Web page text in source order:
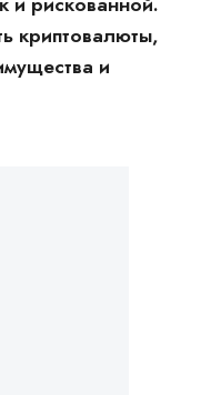
криптовалюты,
и